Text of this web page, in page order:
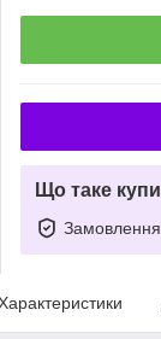
Що таке
Замовлення